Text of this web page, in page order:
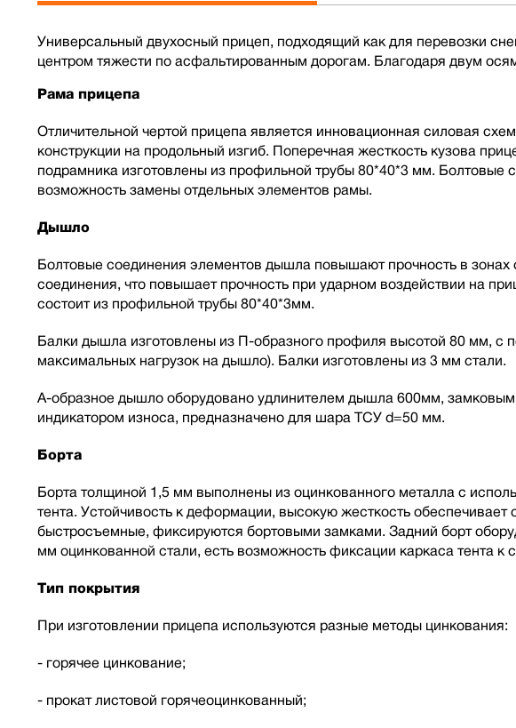
Универсальный двухосный прицеп, подходящий как для перевозки
центром тяжести по асфальтированным дорогам. Благодаря двум
Рама прицепа
Отличительной чертой прицепа является инновационная силовая
конструкции на продольный изгиб. Поперечная жесткость кузова
подрамника изготовлены из профильной трубы 80*40*3 мм.
возможность замены отдельных элементов рамы.
Дышло
Болтовые соединения элементов дышла повышают прочность в зонах
соединения, что повышает прочность при ударном воздействии на
состоит из профильной трубы 80*40*3мм.
Балки дышла изготовлены из П-образного профиля высотой 80 мм,
максимальных нагрузок на дышло). Балки изготовлены из 3 мм стали.
А-образное дышло оборудовано удлинителем дышла 600мм,
индикатором износа, предназначено для шара ТСУ d=50 мм.
Борта
Борта толщиной 1,5 мм выполнены из оцинкованного металла с
тента. Устойчивость к деформации, высокую жесткость
быстросъемные, фиксируются бортовыми замками. Задний борт
мм оцинкованной стали, есть возможность фиксации каркаса тента к
Тип покрытия
При изготовлении прицепа используются разные методы цинкования:
- горячее цинкование;
- прокат листовой горячеоцинкованный;